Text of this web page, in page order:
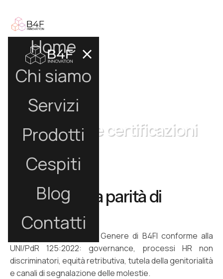
Home
Chi siamo
Servizi
Prodotti
Cespiti
Blog
Contatti
Documenti e certificazioni
Politica per la parità di
genere
Politica per la Parità di Genere di B4FI conforme alla
UNI/PdR 125:2022: governance, processi HR non
discriminatori, equità retributiva, tutela della genitorialità
e canali di segnalazione delle molestie.